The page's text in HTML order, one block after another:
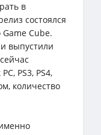
в
состоялся
Cube.
выпустили
PS3, PS4,
количество